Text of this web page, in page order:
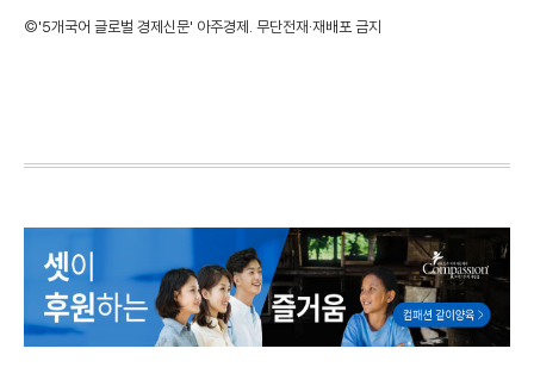
©'5개국어 글로벌 경제신문' 아주경제. 무단전재·재배포 금지